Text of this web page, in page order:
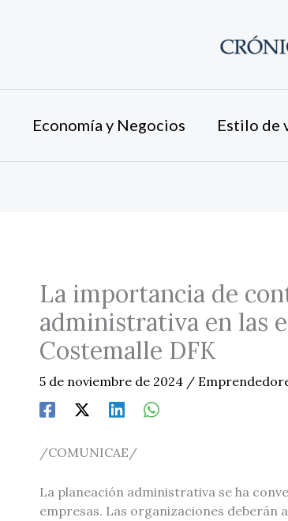
Economía y Negocios Estilo de
La importancia de
administrativa en las
Costemalle DFK
5 de noviembre de 2024 /
/COMUNICAE/
La planeación administrativa se ha
empresas. Las organizaciones